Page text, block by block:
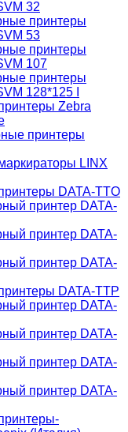
32
принтеры
53
принтеры
107
принтеры
128*125 I
Zebra
принтеры
LINX
DATA-TTO
принтер DATA-
принтер DATA-
принтер DATA-
DATA-TTP
принтер DATA-
принтер DATA-
принтер DATA-
принтер DATA-